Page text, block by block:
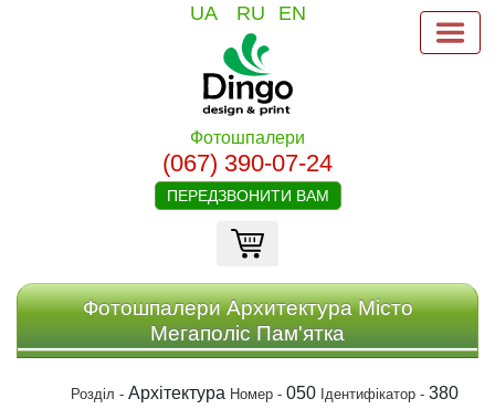
UA RU EN
Фотошпалери
(067) 390-07-24
ПЕРЕДЗВОНИТИ ВАМ
Фотошпалери Архитектура Місто
Мегаполіс Пам'ятка
Розділ -Архітектура Номер -050 Ідентифікатор -380